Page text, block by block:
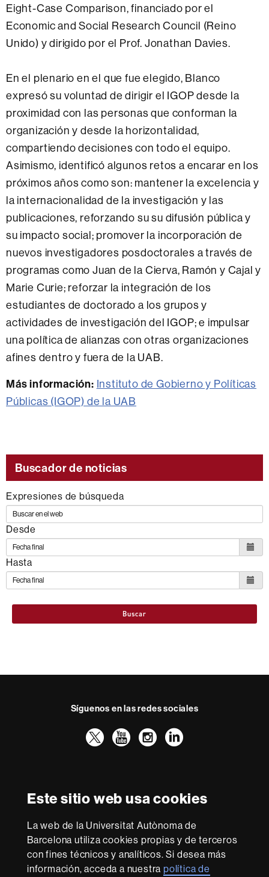
Este sitio web usa cookies
La web de la Universitat Autònoma de
Barcelona utiliza cookies propias y de terceros
con fines técnicos y analíticos. Si desea más
información, acceda a nuestrapolítica de
Eight-Case Comparison, financiado por el
Economic and Social Research Council (Reino
Unido) y dirigido por el Prof. Jonathan Davies.
En el plenario en el que fue elegido, Blanco
expresó su voluntad de dirigir el IGOP desde la
proximidad con las personas que conforman la
organización y desde la horizontalidad,
compartiendo decisiones con todo el equipo.
Asimismo, identificó algunos retos a encarar en los
próximos años como son: mantener la excelencia y
la internacionalidad de la investigación y las
publicaciones, reforzando su su difusión pública y
su impacto social; promover la incorporación de
nuevos investigadores posdoctorales a través de
programas como Juan de la Cierva, Ramón y Cajal y
Marie Curie; reforzar la integración de los
estudiantes de doctorado a los grupos y
actividades de investigación del IGOP; e impulsar
una política de alianzas con otras organizaciones
afines dentro y fuera de la UAB.
Más información: Instituto de Gobierno y Políticas
Públicas (IGOP) de la UAB
Buscador de noticias
Expresiones de búsqueda
Desde
Hasta
Buscar
Síguenos en las redes sociales
TwitterYouTube
Instagram
LinkedIn
Excellence
Research
-
Euraxess
Con la financiación de